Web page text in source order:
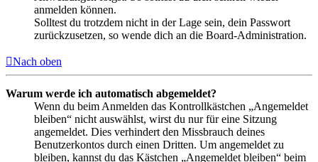
anmelden können.
Solltest du trotzdem nicht in der Lage sein, dein Passwort
zurückzusetzen, so wende dich an die Board-Administration.
Nach oben
Warum werde ich automatisch abgemeldet?
Wenn du beim Anmelden das Kontrollkästchen „Angemeldet
bleiben“ nicht auswählst, wirst du nur für eine Sitzung
angemeldet. Dies verhindert den Missbrauch deines
Benutzerkontos durch einen Dritten. Um angemeldet zu
bleiben, kannst du das Kästchen „Angemeldet bleiben“ beim